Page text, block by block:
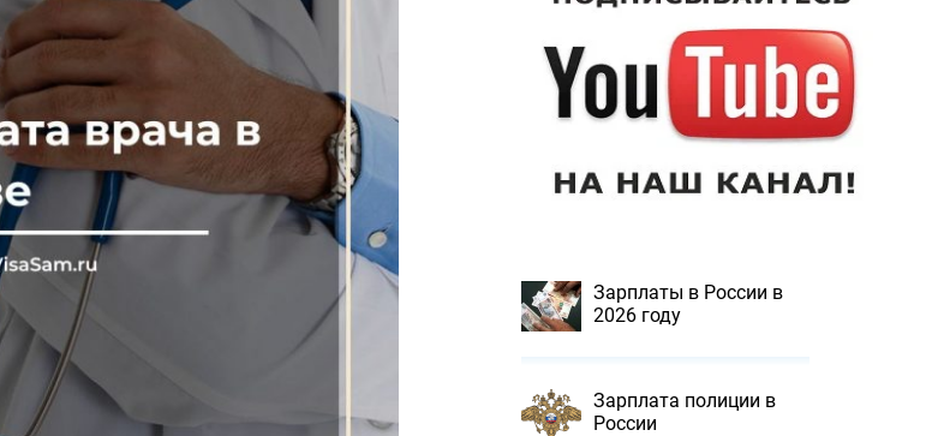
Зарплаты в России в
2026 году
Зарплата полиции в
России